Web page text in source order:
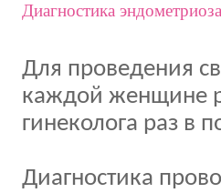
Диагностика эндометриоза
Для проведения
каждой женщине
гинеколога раз в
Диагностика